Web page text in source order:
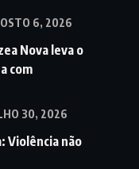
6, 2026
Nova leva o
com
30, 2026
Violência não